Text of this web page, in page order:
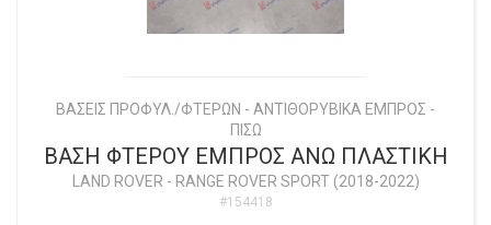
ΒΑΣΕΙΣ ΠΡΟΦΥΛ./ΦΤΕΡΩΝ - ΑΝΤΙΘΟΡΥΒΙΚΑ ΕΜΠΡΟΣ -
ΠΙΣΩ
ΒΑΣΗ ΦΤΕΡΟΥ ΕΜΠΡΟΣ ΑΝΩ ΠΛΑΣΤΙΚΗ
LAND ROVER - RANGE ROVER SPORT (2018-2022)
#154418